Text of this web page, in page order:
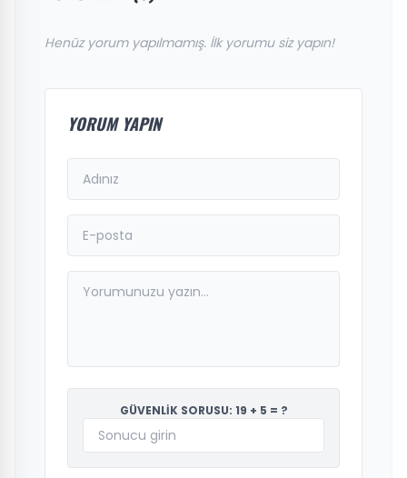
Henüz yorum yapılmamış. İlk yorumu siz yapın!
YORUM YAPIN
GÜVENLİK SORUSU: 19 + 5 = ?